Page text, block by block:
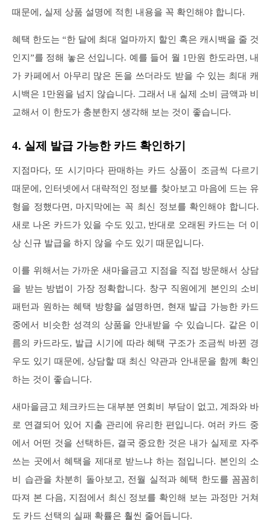
때문에, 실제 상품 설명에 적힌 내용을 꼭 확인해야 합니다.
혜택 한도는 “한 달에 최대 얼마까지 할인 혹은 캐시백을 줄 것
인지”를 정해 놓은 선입니다. 예를 들어 월 1만원 한도라면, 내
가 카페에서 아무리 많은 돈을 쓰더라도 받을 수 있는 최대 캐
시백은 1만원을 넘지 않습니다. 그래서 내 실제 소비 금액과 비
교해서 이 한도가 충분한지 생각해 보는 것이 좋습니다.
4. 실제 발급 가능한 카드 확인하기
지점마다, 또 시기마다 판매하는 카드 상품이 조금씩 다르기
때문에, 인터넷에서 대략적인 정보를 찾아보고 마음에 드는 유
형을 정했다면, 마지막에는 꼭 최신 정보를 확인해야 합니다.
새로 나온 카드가 있을 수도 있고, 반대로 오래된 카드는 더 이
상 신규 발급을 하지 않을 수도 있기 때문입니다.
이를 위해서는 가까운 새마을금고 지점을 직접 방문해서 상담
을 받는 방법이 가장 정확합니다. 창구 직원에게 본인의 소비
패턴과 원하는 혜택 방향을 설명하면, 현재 발급 가능한 카드
중에서 비슷한 성격의 상품을 안내받을 수 있습니다. 같은 이
름의 카드라도, 발급 시기에 따라 혜택 구조가 조금씩 바뀐 경
우도 있기 때문에, 상담할 때 최신 약관과 안내문을 함께 확인
하는 것이 좋습니다.
새마을금고 체크카드는 대부분 연회비 부담이 없고, 계좌와 바
로 연결되어 있어 지출 관리에 유리한 편입니다. 여러 카드 중
에서 어떤 것을 선택하든, 결국 중요한 것은 내가 실제로 자주
쓰는 곳에서 혜택을 제대로 받느냐 하는 점입니다. 본인의 소
비 습관을 차분히 돌아보고, 전월 실적과 혜택 한도를 꼼꼼히
따져 본 다음, 지점에서 최신 정보를 확인해 보는 과정만 거쳐
도 카드 선택의 실패 확률은 훨씬 줄어듭니다.